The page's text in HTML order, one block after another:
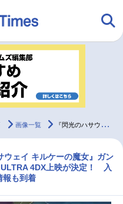
アニメ
音楽 コスプレ
画像一覧 『閃光のハサウェイ キルケーの魔女』SCREENX、ULTRA 4DX上映が決定！
ウェイ キルケーの魔女』ガン
4DX上映が決定！ 入
報も到着